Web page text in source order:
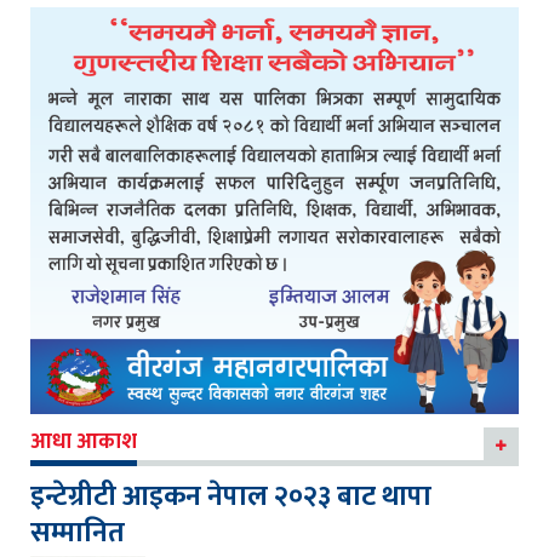
आधा आकाश
इन्टेग्रीटी आइकन नेपाल २०२३ बाट थापा
सम्मानित